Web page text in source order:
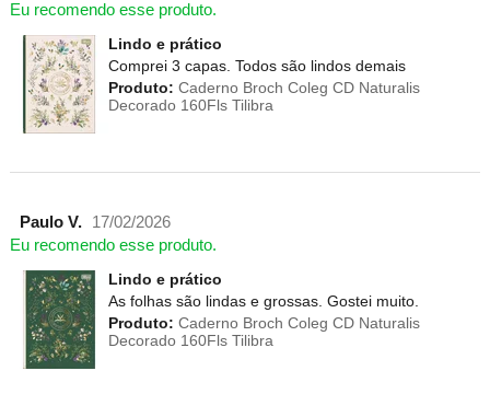
Eu recomendo esse produto.
Lindo e prático
Comprei 3 capas. Todos são lindos demais
Produto: Caderno Broch Coleg CD Naturalis
Decorado 160Fls Tilibra
Paulo V.
17/02/2026
Eu recomendo esse produto.
Lindo e prático
As folhas são lindas e grossas. Gostei muito.
Produto: Caderno Broch Coleg CD Naturalis
Decorado 160Fls Tilibra